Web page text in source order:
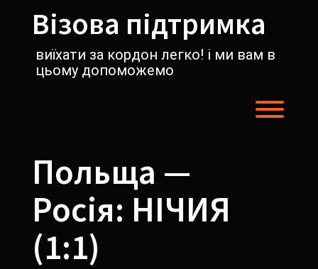
содержимомуВізова підтримка
виїхати за кордон легко! і ми вам в
цьому допоможемо
Польща —
Росія: НІЧИЯ
(1:1)